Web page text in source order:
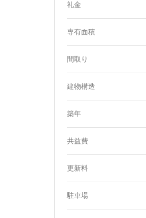
礼金
専有面積
間取り
建物構造
築年
共益費
更新料
駐車場